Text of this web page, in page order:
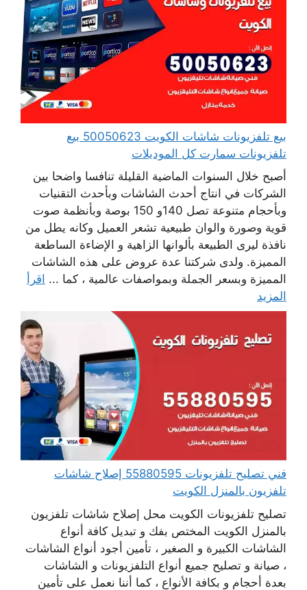
بيع تلفزيونات شاشات الكويت 50050623 بيع
تلفزيونات سمارت كل الموديلات
أصبح خلال السنوات الماضية القليلة تنافسا واضحا بين
الشركات في انتاج أحدث الشاشات وبأحدث التقنيات
وبأحجام متنوعة تصل 140و 150 بوصة وبأنظمة صوت
قوية وصورة والوان طبيعية تشعر العميل وكانه يطل من
نافذة ليرى الطبيعة بألوانها الزاهية و الإضاءة الساطعة
المميزة. ولدى شركتنا عدة عروض على هذه الشاشات
المميزة وبسعر الجملة وبمواصفات عالمية ، كما ... اقرأ
المزيد
فني تصليح تلفزيونات 55880595 إصلاح شاشات
تلفزيون بالمنزل الكويت
تصليح تلفزيونات الكويت محل إصلاح شاشات تلفزيون
بالمنزل الكويت المختص بفك و تبديل كافة أنواع
الشاشات الكبيرة و الصغير ، تأمين أجود أنواع الشاشات
، صيانة و تصليح جميع أنواع التلفزيونات و الشاشات
بعدة أحجام و بكافة الأنواع ، كما أننا نعمل على تأمين